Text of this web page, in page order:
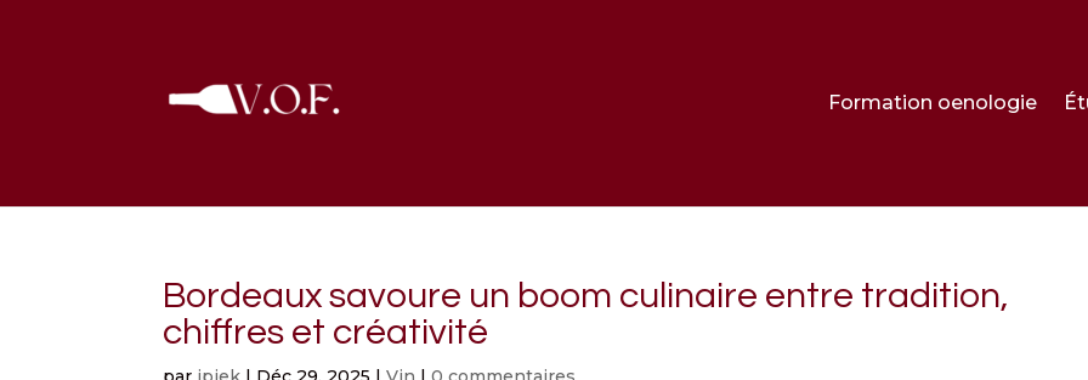
Formation oenologie
Bordeaux savoure un boom culinaire entre tradition,
chiffres et créativité